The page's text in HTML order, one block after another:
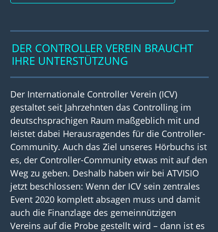
DER CONTROLLER VEREIN BRAUCHT
IHRE UNTERSTÜTZUNG
Der Internationale Controller Verein (ICV)
gestaltet seit Jahrzehnten das Controlling im
deutschsprachigen Raum maßgeblich mit und
leistet dabei Herausragendes für die Controller-
Community. Auch das Ziel unseres Hörbuchs ist
es, der Controller-Community etwas mit auf den
Weg zu geben. Deshalb haben wir bei ATVISIO
jetzt beschlossen: Wenn der ICV sein zentrales
Event 2020 komplett absagen muss und damit
auch die Finanzlage des gemeinnützigen
Vereins auf die Probe gestellt wird – dann ist es